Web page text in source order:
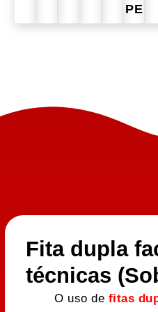
PE
Fita dupla
técnicas
O uso de fitas